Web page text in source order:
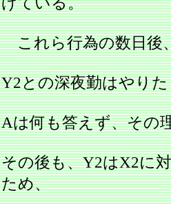
これら行為の数日後
Y2との深夜勤はやり
Aは何も答えず、その
その後も、Y2はX2に
ため、